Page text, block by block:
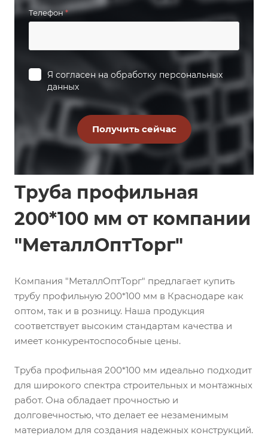
Телефон*
Я согласен на обработку персональных
данных
Труба профильная
200*100 мм от компании
"МеталлОптТорг"
Компания "МеталлОптТорг" предлагает купить
трубу профильную 200*100 мм в Краснодаре как
оптом, так и в розницу. Наша продукция
соответствует высоким стандартам качества и
имеет конкурентоспособные цены.
Труба профильная 200*100 мм идеально подходит
для широкого спектра строительных и монтажных
работ. Она обладает прочностью и
долговечностью, что делает ее незаменимым
материалом для создания надежных конструкций.